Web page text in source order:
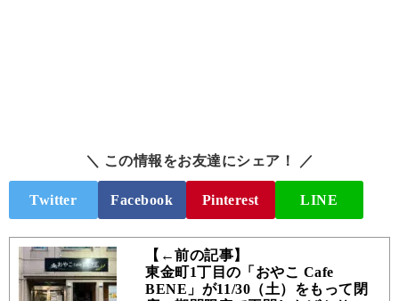
＼ この情報をお友達にシェア！ ／
Twitter Facebook Pinterest LINE
【←前の記事】
東金町1丁目の「おやこ Cafe
BENE」が11/30（土）をもって閉